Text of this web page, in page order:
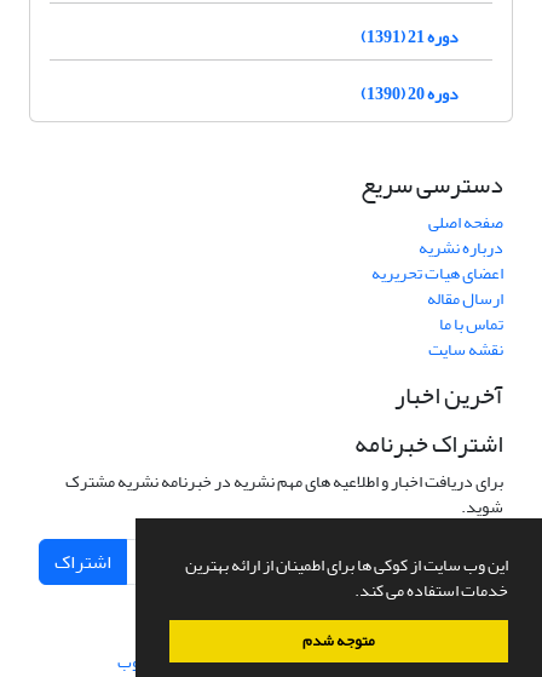
این وب سایت از کوکی ها برای اطمینان از ارائه بهترین
خدمات استفاده می کند.
متوجه شدم
دوره 21 (1391)
دوره 20 (1390)
دسترسی سریع
صفحه اصلی
درباره نشریه
اعضای هیات تحریریه
ارسال مقاله
تماس با ما
نقشه سایت
آخرین اخبار
اشتراک خبرنامه
برای دریافت اخبار و اطلاعیه های مهم نشریه در خبرنامه نشریه مشترک
شوید.
اشتراک
سامانه مدیریت نشریات علمی.طراحی و پیاده سازی از سیناوب